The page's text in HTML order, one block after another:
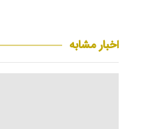
اخبار مشابه